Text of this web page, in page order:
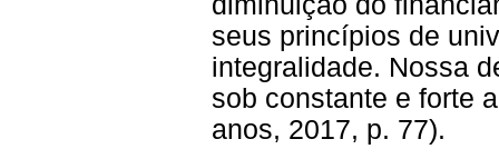
seus princípios de
integralidade. Nossa
sob constante e forte
anos, 2017, p. 77).